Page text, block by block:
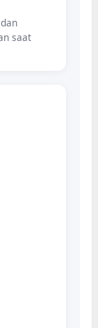
saat